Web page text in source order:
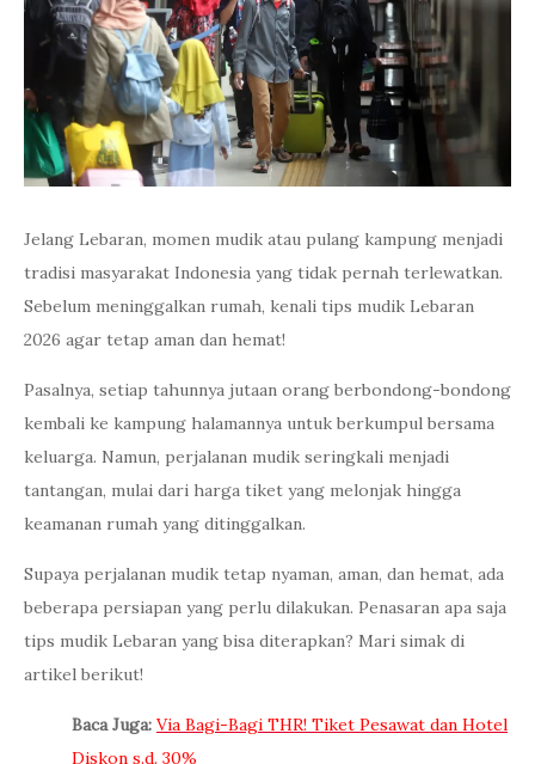
Jelang Lebaran, momen mudik atau pulang kampung menjadi
tradisi masyarakat Indonesia yang tidak pernah terlewatkan.
Sebelum meninggalkan rumah, kenali tips mudik Lebaran
2026 agar tetap aman dan hemat!
Pasalnya, setiap tahunnya jutaan orang berbondong-bondong
kembali ke kampung halamannya untuk berkumpul bersama
keluarga. Namun, perjalanan mudik seringkali menjadi
tantangan, mulai dari harga tiket yang melonjak hingga
keamanan rumah yang ditinggalkan.
Supaya perjalanan mudik tetap nyaman, aman, dan hemat, ada
beberapa persiapan yang perlu dilakukan. Penasaran apa saja
tips mudik Lebaran yang bisa diterapkan? Mari simak di
artikel berikut!
Baca Juga: Via Bagi-Bagi THR! Tiket Pesawat dan Hotel
Diskon s.d. 30%